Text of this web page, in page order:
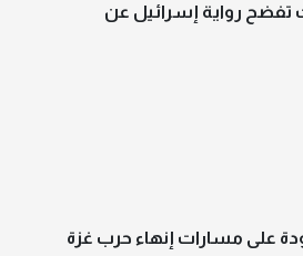
تفضح رواية إسرائيل عن
على مسارات إنهاء حرب غزة